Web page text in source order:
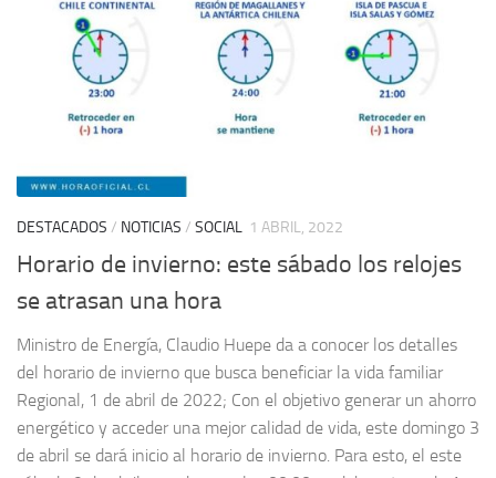
DESTACADOS / NOTICIAS / SOCIAL 1 ABRIL, 2022
Horario de invierno: este sábado los relojes
se atrasan una hora
Ministro de Energía, Claudio Huepe da a conocer los detalles
del horario de invierno que busca beneficiar la vida familiar
Regional, 1 de abril de 2022; Con el objetivo generar un ahorro
energético y acceder una mejor calidad de vida, este domingo 3
de abril se dará inicio al horario de invierno. Para esto, el este